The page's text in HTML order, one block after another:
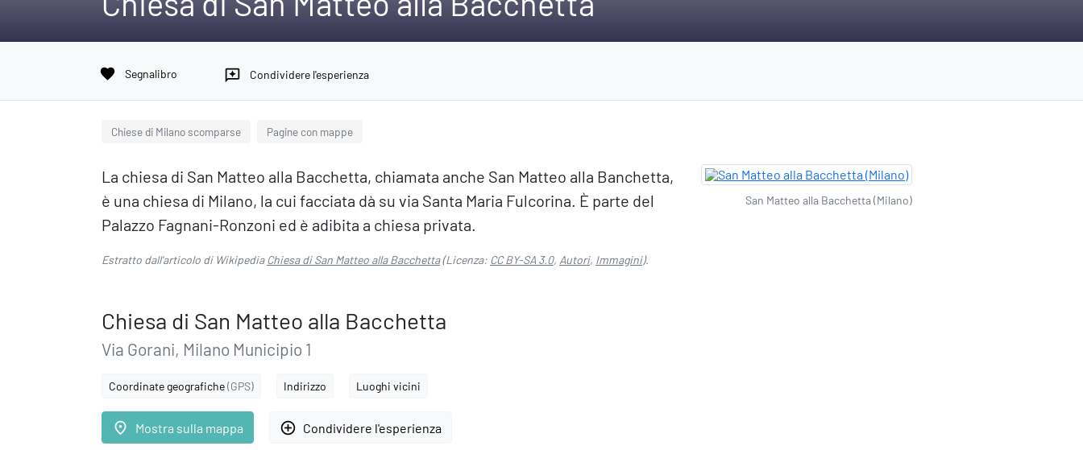
favorite Segnalibro reviews Condividere l'esperienza
Chiese di Milano scomparse Pagine con mappe
La chiesa di San Matteo alla Bacchetta, chiamata anche San Matteo alla Banchetta,
è una chiesa di Milano, la cui facciata dà su via Santa Maria Fulcorina. È parte del
Palazzo Fagnani-Ronzoni ed è adibita a chiesa privata.
Estratto dall'articolo di WikipediaChiesa di San Matteo alla Bacchetta(Licenza: CC BY-SA 3.0, Autori, Immagini).
Chiesa di San Matteo alla Bacchetta
Via Gorani, Milano Municipio 1
Coordinate geografiche(GPS) Indirizzo Luoghi vicini
place Mostra sulla mappa add_circle_outline Condividere l'esperienza
San Matteo alla Bacchetta (Milano)